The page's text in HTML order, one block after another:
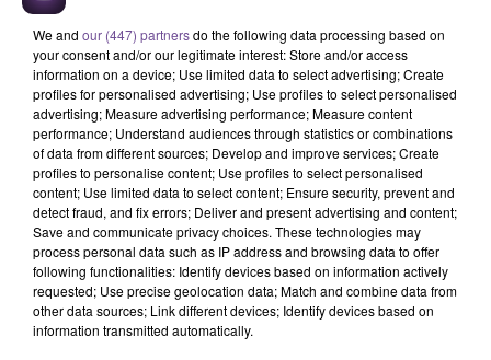
Évidemment, l'intelligence artificielle transforme les
métiers de la vente, mais ce sur quoi on va beaucoup
travailler, c'est d'expliquer en quoi l'humain va pouvoir
trouver tout son sens avec l'intelligence artificielle.
L'idée, c'est de montrer que les commerciaux ne seront
pas remplacés par l'IA, mais seront augmentés par l'IA.
C'est-à-dire qu'on a une IA qui va accompagner les
commerciaux à pouvoir être plus efficaces, plus
efficients, pour développer nos entreprises, faire plus
de business et développer l'économie française.
Question :Vous parliez de plaisir dans la vente, c'est
quelque chose d'important pour vous ?
We and our (447) partnersdo the following data processing based on
your consent and/or our legitimate interest: Store and/or access
information on a device; Use limited data to select advertising; Create
profiles for personalised advertising; Use profiles to select personalised
advertising; Measure advertising performance; Measure content
performance; Understand audiences through statistics or combinations
of data from different sources; Develop and improve services; Create
profiles to personalise content; Use profiles to select personalised
content; Use limited data to select content; Ensure security, prevent and
detect fraud, and fix errors; Deliver and present advertising and content;
Save and communicate privacy choices. These technologies may
process personal data such as IP address and browsing data to offer
following functionalities: Identify devices based on information actively
requested; Use precise geolocation data; Match and combine data from
other data sources; Link different devices; Identify devices based on
information transmitted automatically.